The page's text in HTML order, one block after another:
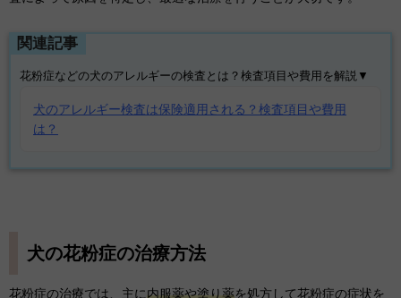
関連記事
花粉症などの犬のアレルギーの検査とは？検査項目や費用を解説▼
犬のアレルギー検査は保険適用される？検査項目や費用
は？
犬の花粉症の治療方法
花粉症の治療では、主に内服薬や塗り薬を処方して花粉症の症状を